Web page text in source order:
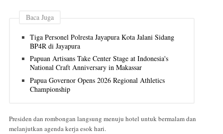
Baca Juga
Tiga Personel Polresta Jayapura Kota Jalani Sidang
BP4R di Jayapura
Papuan Artisans Take Center Stage at Indonesia's
National Craft Anniversary in Makassar
Papua Governor Opens 2026 Regional Athletics
Championship
Presiden dan rombongan langsung menuju hotel untuk bermalam dan
melanjutkan agenda kerja esok hari.